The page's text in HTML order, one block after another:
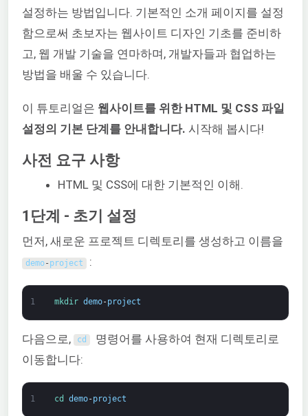
설정하는 방법입니다. 기본적인 소개 페이지를 설정
함으로써 초보자는 웹사이트 디자인 기초를 준비하
고, 웹 개발 기술을 연마하며, 개발자들과 협업하는
방법을 배울 수 있습니다.
이 튜토리얼은 웹사이트를 위한 HTML 및 CSS 파일
설정의 기본 단계를 안내합니다. 시작해 봅시다!
사전 요구 사항
HTML 및 CSS에 대한 기본적인 이해.
1단계 - 초기 설정
먼저, 새로운 프로젝트 디렉토리를 생성하고 이름을
demo- project :
1 mkdir demo-project
다음으로, cd 명령어를 사용하여 현재 디렉토리로
이동합니다:
1 cd demo-project